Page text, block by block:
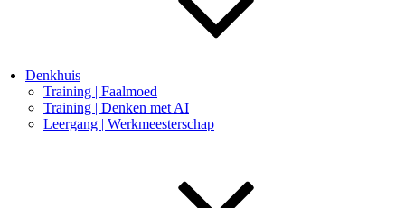
Denkhuis
Training | Faalmoed
Training | Denken met AI
Leergang | Werkmeesterschap